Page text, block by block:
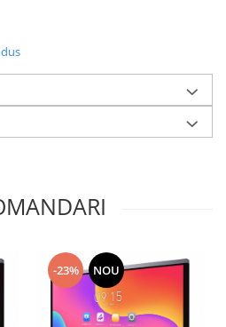
-23% NOU